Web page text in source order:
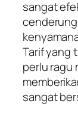
sangat
Tarif yang
perlu ragu
sangat